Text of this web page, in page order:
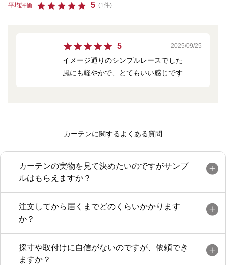
平均評価 5 (1件)
5 2025/09/25
イメージ通りのシンプルレースでした
風にも軽やかで、とてもいい感じです
カーテンに関するよくある質問
カーテンの実物を見て決めたいのですがサンプ
ルはもらえますか？
注文してから届くまでどのくらいかかります
か？
採寸や取付けに自信がないのですが、依頼でき
ますか？